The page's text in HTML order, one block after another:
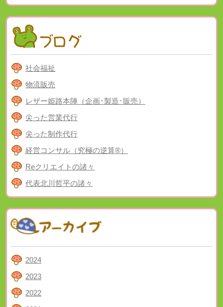
社会福祉
物流販売
レザー姫路本陣（企画･製造･販売）
尖った営業代行
尖った制作代行
経営コンサル（究極の逆算®）
Reクリエイトの諸々
代表北川哲平の諸々
2024
2023
2022